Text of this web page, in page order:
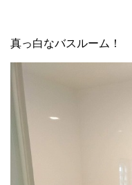
真っ白なバスルーム！